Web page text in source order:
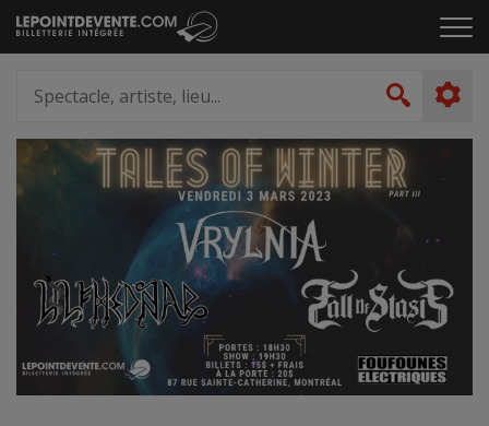
Passer
au
le
artiste,
lieu...